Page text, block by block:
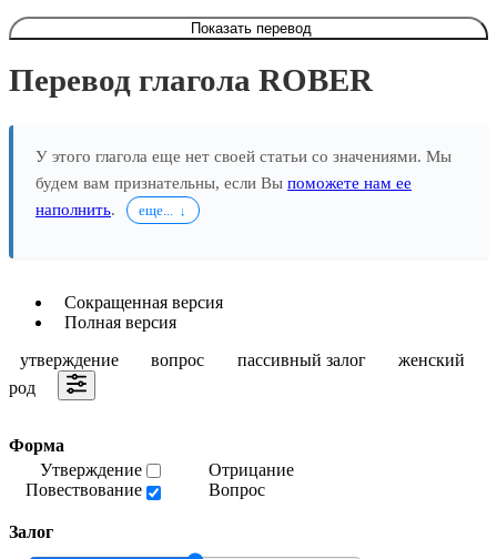
Показать перевод
Перевод глагола ROBER
У этого глагола еще нет своей статьи со значениями. Мы
будем вам признательны, если Вы поможете нам ее
наполнить. еще...
Сокращенная версия
Полная версия
утверждение
вопрос пассивный залог
женский
род
Форма
Утверждение
Повествование
Отрицание
Вопрос
Залог